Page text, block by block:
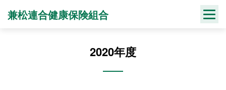
兼松連合健康保険組合
2020年度